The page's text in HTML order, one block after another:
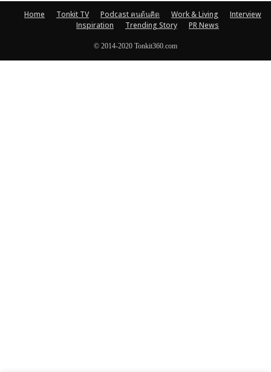
Home Tonkit TV Podcast คนต้นคิด Work & Living
Interview
Inspiration
Trending Story PR News
© 2014-2020 Tonkit360.com